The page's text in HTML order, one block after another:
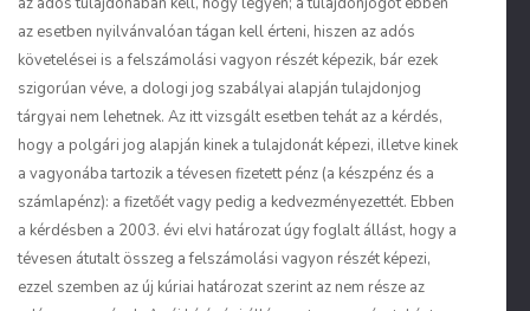
az esetben nyilvánvalóan tágan kell érteni, hiszen az adós
követelései is a felszámolási vagyon részét képezik, bár ezek
szigorúan véve, a dologi jog szabályai alapján tulajdonjog
tárgyai nem lehetnek. Az itt vizsgált esetben tehát az a kérdés,
hogy a polgári jog alapján kinek a tulajdonát képezi, illetve kinek
a vagyonába tartozik a tévesen fizetett pénz (a készpénz és a
számlapénz): a fizetőét vagy pedig a kedvezményezettét. Ebben
a kérdésben a 2003. évi elvi határozat úgy foglalt állást, hogy a
tévesen átutalt összeg a felszámolási vagyon részét képezi,
ezzel szemben az új kúriai határozat szerint az nem része az